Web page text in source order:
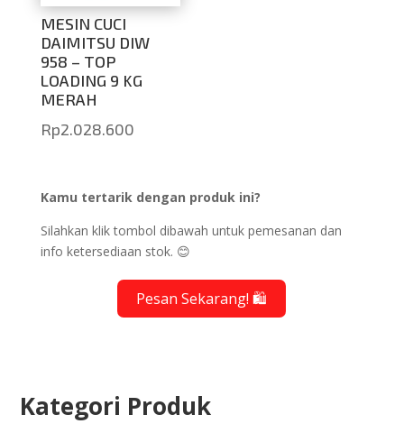
MESIN CUCI
DAIMITSU DIW
958 – TOP
LOADING 9 KG
MERAH
Rp2.028.600
Kamu tertarik dengan produk ini?
Silahkan klik tombol dibawah untuk pemesanan dan
info ketersediaan stok. 😊
Pesan Sekarang! 🛍️
Kategori Produk